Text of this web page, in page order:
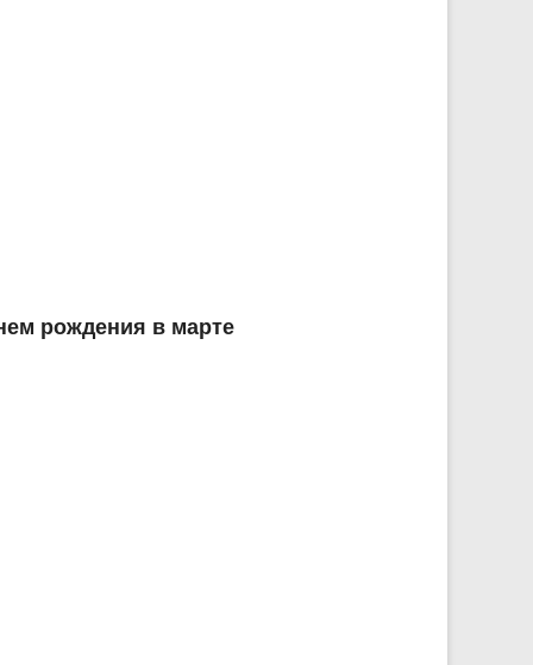
рождения в марте